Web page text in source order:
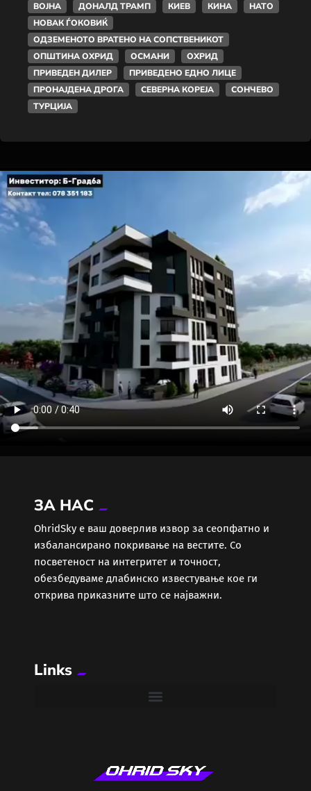
ВОЈНА
ДОНАЛД ТРАМП КИЕВ КИНА
НАТО
НОВАК ЃОКОВИЌ
ОДЗЕМЕНОТО ВРАТЕНО НА СОПСТВЕНИКОТ
ОПШТИНА ОХРИД
ОСМАНИ
ОХРИД
ПРИВЕДЕН ДИЛЕР
ПРИВЕДЕНО ЕДНО ЛИЦЕ
ПРОНАЈДЕНА ДРОГА
СЕВЕРНА КОРЕЈА
СОНЧЕВО
ТУРЦИЈА
ЗА НАС
ОhridSky е ваш доверлив извор за сеопфатно и
избалансирано покривање на вестите. Со
посветеност на интегритет и точност,
обезбедуваме длабинско известување кое ги
открива приказните што се најважни.
Links